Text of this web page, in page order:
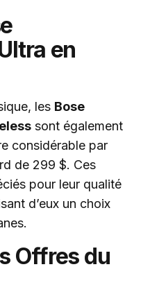
en
les Bose
sont également
considérable par
de 299 $. Ces
pour leur qualité
d’eux un choix
Offres du